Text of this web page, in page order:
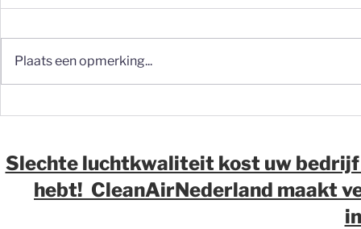
vernieuwd.
Plaats een opmerking...
Slechte luchtkwaliteit kost uw bedrijf
hebt! CleanAirNederland maakt